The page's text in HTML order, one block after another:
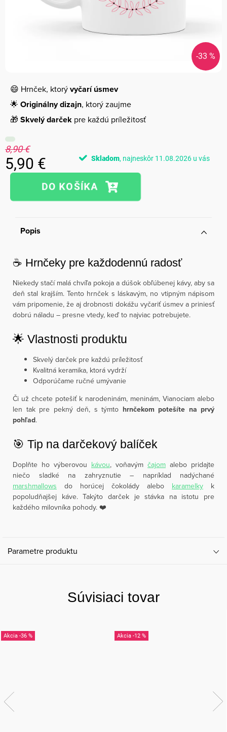
-33 %
😄 Hrnček, ktorývyčarí úsmev
🌟 Originálny dizajn, ktorý zaujme
🎁 Skvelý darček pre každú príležitosť
8,90 €
5,90 €
Jednotková
Skladom 11.08.2026
Popis
☕ Hrnčeky pre každodennú radosť
Niekedy stačí malá chvíľa pokoja a dúšok obľúbenej kávy, aby sa
deň stal krajším. Tento hrnček s láskavým, no vtipným nápisom
vám pripomenie, že aj drobnosti dokážu vyčariť úsmev a priniesť
dobrú náladu – presne vtedy, keď to najviac potrebujete.
🌟 Vlastnosti produktu
Skvelý darček pre každú príležitosť
Kvalitná keramika, ktorá vydrží
Odporúčame ručné umývanie
Či už chcete potešiť k narodeninám, meninám, Vianociam alebo
len tak pre pekný deň, s týmto hrnčekom potešíte na prvý
pohľad.
🎯 Tip na darčekový balíček
Doplňte ho výberovou kávou, voňavým čajom alebo pridajte
niečo sladké na zahryznutie – napríklad nadýchané
marshmallows do horúcej čokolády alebo karamelky k
popoludňajšej káve. Takýto darček je stávka na istotu pre
každého milovníka pohody. ❤️
Parametre produktu
Súvisiaci tovar
-36 % -12 %